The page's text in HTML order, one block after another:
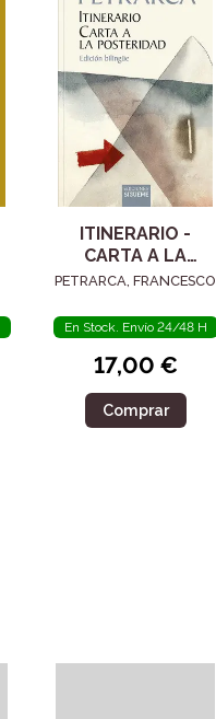
ITINERARIO -
CARTA A LA
POSTERIDAD
PETRARCA, FRANCESCO
En Stock. Envío 24/48 H
17,00 €
Comprar